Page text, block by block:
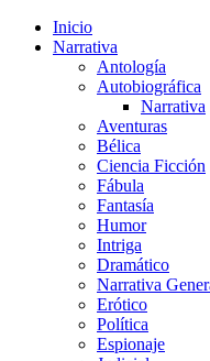
Inicio
Narrativa
Antología
Autobiográfica
Narrativa
Aventuras
Bélica
Ciencia Ficción
Fábula
Fantasía
Humor
Intriga
Dramático
Narrativa
Erótico
Política
Espionaje